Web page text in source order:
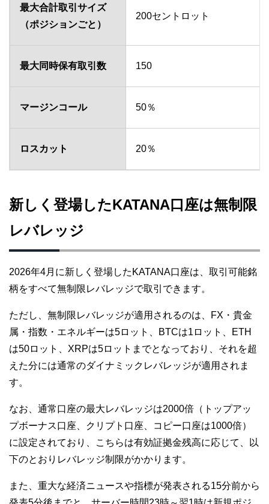
最大合計取引サイズ
（ポジションごと）
200セントロット
最大同時保有取引数 150
マージンコール 50％
ロスカット 20％
新しく登場したKATANA口座は無制限
レバレッジ
2026年4月に新しく登場したKATANA口座は、取引可能銘
柄をすべて無制限レバレッジで取引できます。
ただし、無制限レバレッジが適用されるのは、FX・貴金
属・指数・エネルギーは5ロット、BTCは1ロット、ETH
は50ロット、XRPは5ロットまでとなっており、それを超
えた分には通常のダイナミックレバレッジが適用されま
す。
なお、通常口座の最大レバレッジは2000倍（トップアッ
プボーナス口座、クリプト口座、コピー口座は1000倍）
に設定されており、こちらは有効証拠金残高に応じて、以
下のとおりレバレッジ制限がかかります。
また、重大な経済ニュースや指標が発表される15分前から